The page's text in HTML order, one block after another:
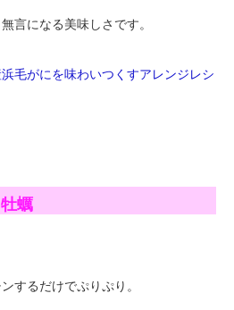
言になる美味しさです。
毛がにを味わいつくすアレンジレシ
蠣
するだけでぷりぷり。